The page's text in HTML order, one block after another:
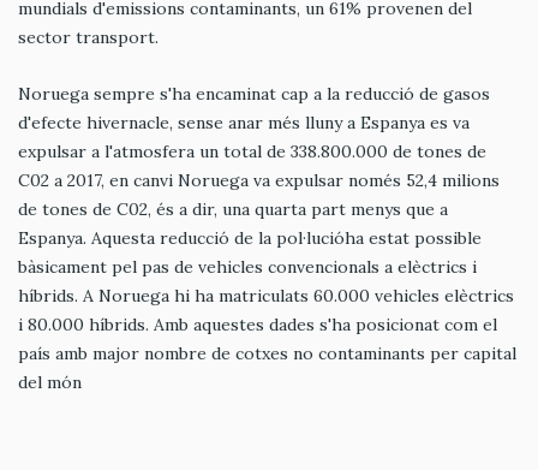
mundials d'emissions contaminants, un 61% provenen del
sector transport.
Noruega sempre s'ha encaminat cap a la reducció de gasos
d'efecte hivernacle, sense anar més lluny a Espanya es va
expulsar a l'atmosfera un total de 338.800.000 de tones de
C02 a 2017, en canvi Noruega va expulsar només 52,4 milions
de tones de C02, és a dir, una quarta part menys que a
Espanya. Aquesta reducció de la pol·lucióha estat possible
bàsicament pel pas de vehicles convencionals a elèctrics i
híbrids. A Noruega hi ha matriculats 60.000 vehicles elèctrics
i 80.000 híbrids. Amb aquestes dades s'ha posicionat com el
país amb major nombre de cotxes no contaminants per capital
del món